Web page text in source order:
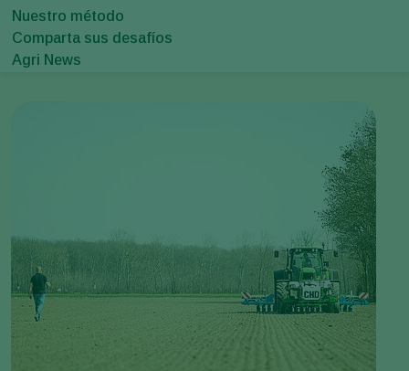
Nuestro método
Comparta sus desafíos
Agri News